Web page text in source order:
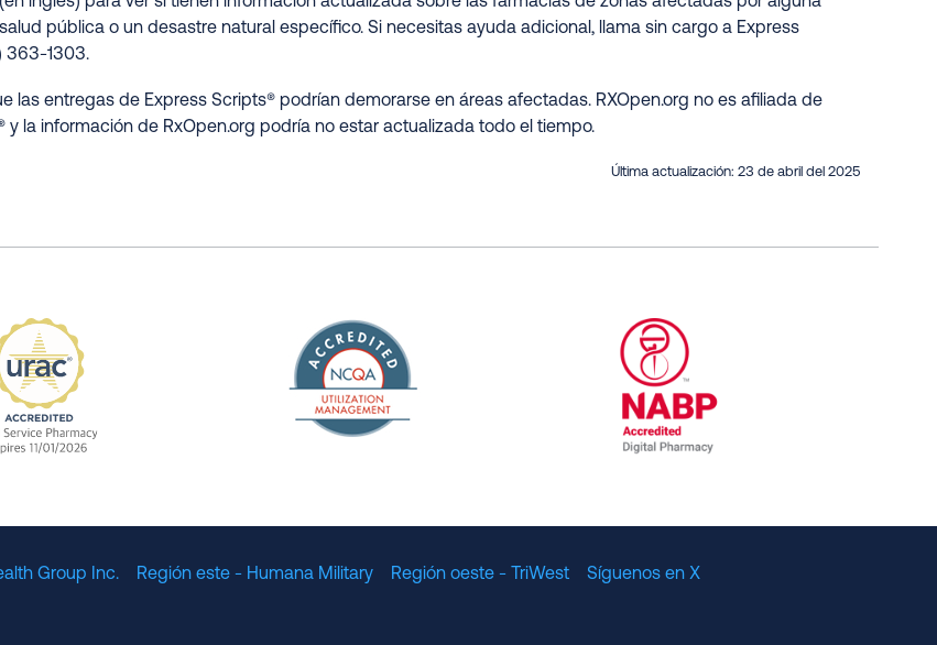
pública o un desastre natural específico. Si necesitas ayuda adicional, llama sin cargo a Express
363-1303.
las entregas de Express Scripts® podrían demorarse en áreas afectadas. RXOpen.org no es afiliada de
y la información de RxOpen.org podría no estar actualizada todo el tiempo.
Última actualización: 23 de abril del 2025
Group Inc. Región este - Humana Military Región oeste - TriWest
Síguenos en X